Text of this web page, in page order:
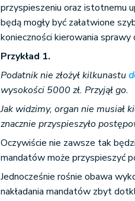
przyspieszeniu oraz istotnemu
będą mogły być załatwione
konieczności kierowania sprawy
Przykład 1.
Podatnik nie złożył kilkunastu
wysokości 5000 zł. Przyjął go.
Jak widzimy, organ nie musiał
znacznie przyspieszyło
Oczywiście nie zawsze tak
mandatów może przyspieszyć
Jednocześnie rośnie obawa
nakładania mandatów zbyt